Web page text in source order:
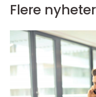
Flere nyheter